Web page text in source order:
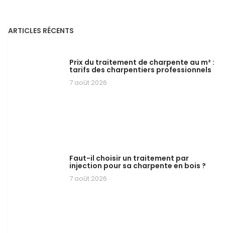
ARTICLES RÉCENTS
Prix du traitement de charpente au m² :
tarifs des charpentiers professionnels
7 août 2026
Faut-il choisir un traitement par
injection pour sa charpente en bois ?
7 août 2026